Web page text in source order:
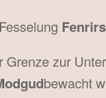
zur
bewacht